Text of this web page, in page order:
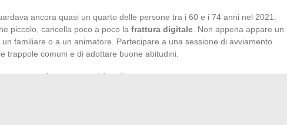
ancora quasi un quarto delle persone tra i 60 e i 74 anni nel 2021.
piccolo, cancella poco a poco la frattura digitale . Non appena appare un
familiare o a un animatore. Partecipare a una sessione di avviamento
trappole comuni e di adottare buone abitudini.
per guadagnare serenità su Internet: